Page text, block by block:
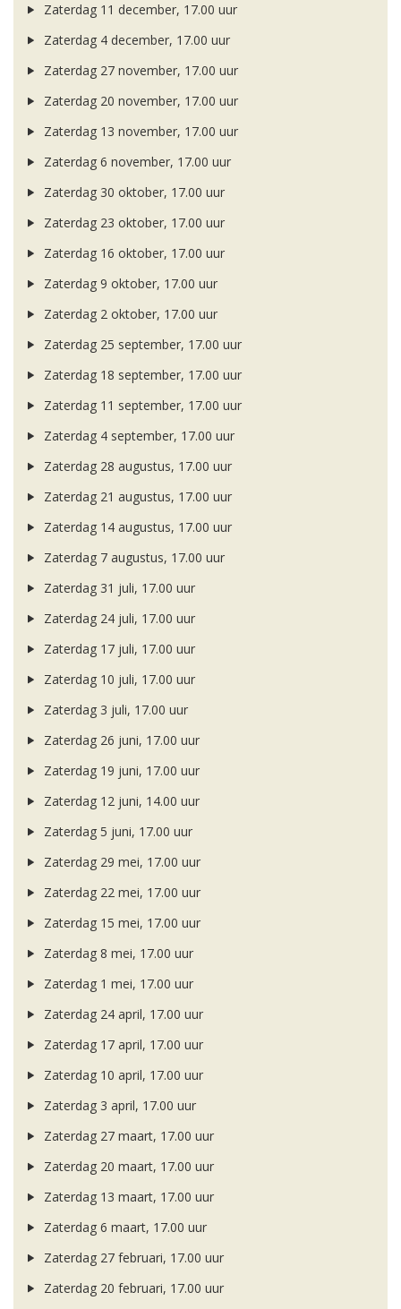
Zaterdag 11 december, 17.00 uur
Zaterdag 4 december, 17.00 uur
Zaterdag 27 november, 17.00 uur
Zaterdag 20 november, 17.00 uur
Zaterdag 13 november, 17.00 uur
Zaterdag 6 november, 17.00 uur
Zaterdag 30 oktober, 17.00 uur
Zaterdag 23 oktober, 17.00 uur
Zaterdag 16 oktober, 17.00 uur
Zaterdag 9 oktober, 17.00 uur
Zaterdag 2 oktober, 17.00 uur
Zaterdag 25 september, 17.00 uur
Zaterdag 18 september, 17.00 uur
Zaterdag 11 september, 17.00 uur
Zaterdag 4 september, 17.00 uur
Zaterdag 28 augustus, 17.00 uur
Zaterdag 21 augustus, 17.00 uur
Zaterdag 14 augustus, 17.00 uur
Zaterdag 7 augustus, 17.00 uur
Zaterdag 31 juli, 17.00 uur
Zaterdag 24 juli, 17.00 uur
Zaterdag 17 juli, 17.00 uur
Zaterdag 10 juli, 17.00 uur
Zaterdag 3 juli, 17.00 uur
Zaterdag 26 juni, 17.00 uur
Zaterdag 19 juni, 17.00 uur
Zaterdag 12 juni, 14.00 uur
Zaterdag 5 juni, 17.00 uur
Zaterdag 29 mei, 17.00 uur
Zaterdag 22 mei, 17.00 uur
Zaterdag 15 mei, 17.00 uur
Zaterdag 8 mei, 17.00 uur
Zaterdag 1 mei, 17.00 uur
Zaterdag 24 april, 17.00 uur
Zaterdag 17 april, 17.00 uur
Zaterdag 10 april, 17.00 uur
Zaterdag 3 april, 17.00 uur
Zaterdag 27 maart, 17.00 uur
Zaterdag 20 maart, 17.00 uur
Zaterdag 13 maart, 17.00 uur
Zaterdag 6 maart, 17.00 uur
Zaterdag 27 februari, 17.00 uur
Zaterdag 20 februari, 17.00 uur